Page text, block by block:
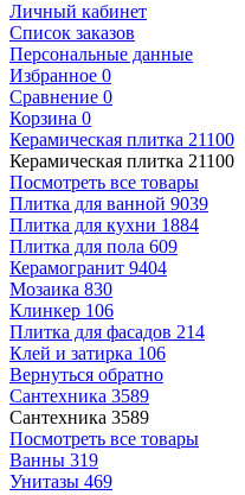
Личный кабинет
Список заказов
Персональные данные
Избранное 0
Сравнение 0
Корзина 0
Керамическая плитка 21100
Керамическая плитка 21100
Посмотреть все товары
Плитка для ванной 9039
Плитка для кухни 1884
Плитка для пола 609
Керамогранит 9404
Мозаика 830
Клинкер 106
Плитка для фасадов 214
Клей и затирка 106
Вернуться обратно
Сантехника 3589
Сантехника 3589
Посмотреть все товары
Ванны 319
Унитазы 469